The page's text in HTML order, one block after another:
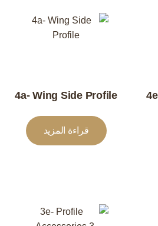
4a- Wing Side Profile
قراءة المزيد